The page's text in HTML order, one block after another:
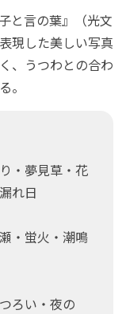
と言の葉』（光文
現した美しい写真
、うつわとの合わ
。
・夢見草・花
れ日
・蛍火・潮鳴
ろい・夜の